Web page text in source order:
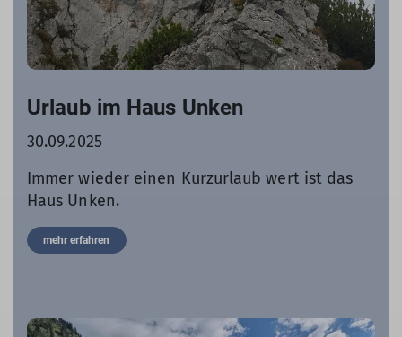
Urlaub im Haus Unken
30.09.2025
Immer wieder einen Kurzurlaub wert ist das
Haus Unken.
mehr erfahren